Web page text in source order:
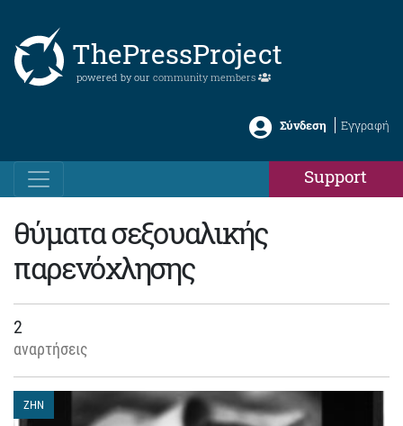
ThePressProject
powered by our community members
Σύνδεση Εγγραφή
Support
θύματα σεξουαλικής
παρενόχλησης
2
αναρτήσεις
ΖΗΝ